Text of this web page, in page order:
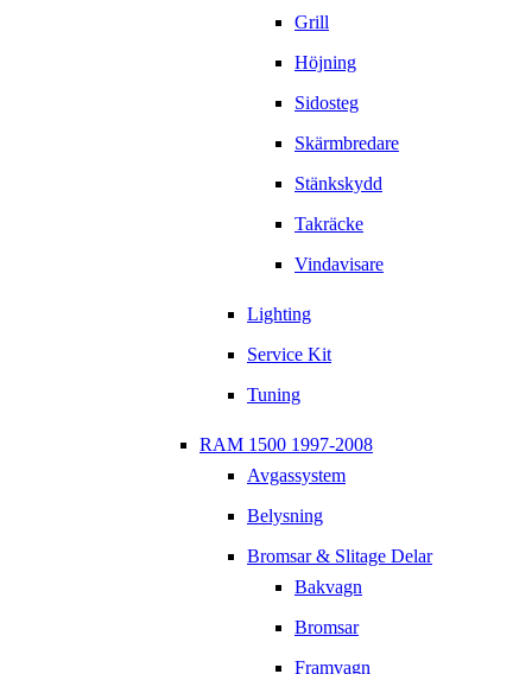
Grill
Höjning
Sidosteg
Skärmbredare
Stänkskydd
Takräcke
Vindavisare
Lighting
Service Kit
Tuning
RAM 1500 1997-2008
Avgassystem
Belysning
Bromsar & Slitage Delar
Bakvagn
Bromsar
Framvagn